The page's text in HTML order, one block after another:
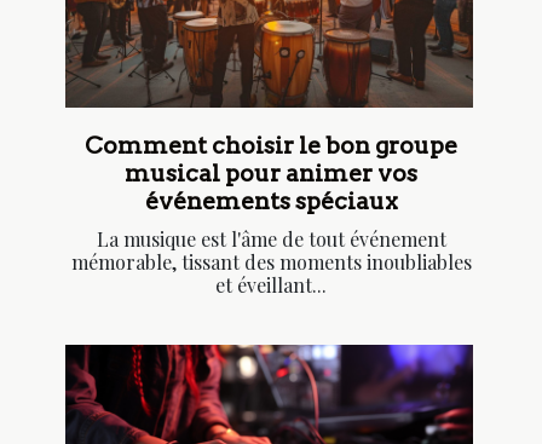
Comment choisir le bon groupe
musical pour animer vos
événements spéciaux
La musique est l'âme de tout événement
mémorable, tissant des moments inoubliables
et éveillant...